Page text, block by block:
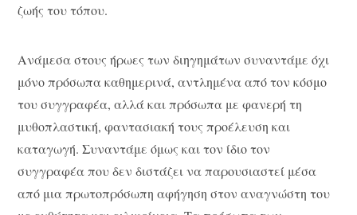
ζωής του τόπου.
Ανάμεσα στους ήρωες των διηγημάτων συναντάμε όχι
μόνο πρόσωπα καθημερινά, αντλημένα από τον κόσμο
του συγγραφέα, αλλά και πρόσωπα με φανερή τη
μυθοπλαστική, φαντασιακή τους προέλευση και
καταγωγή. Συναντάμε όμως και τον ίδιο τον
συγγραφέα που δεν διστάζει να παρουσιαστεί μέσα
από μια πρωτοπρόσωπη αφήγηση στον αναγνώστη του